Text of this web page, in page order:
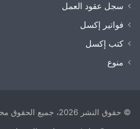
سجل عقود العمل
فواتير إكسل
كتب إكسل
منوع
© حقوق النشر 2026، جميع الحقوق محفوظة |